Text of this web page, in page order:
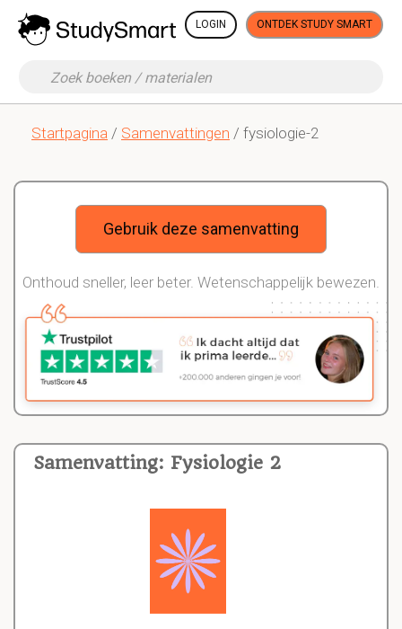
LOGIN ONTDEK STUDY SMART
Startpagina / Samenvattingen / fysiologie-2
Samenvatting: Fysiologie 2
Gebruik deze samenvatting
Onthoud sneller, leer beter. Wetenschappelijk bewezen.